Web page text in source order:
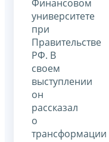
Финансовом
университете
при
Правительстве
РФ. В
своем
выступлении
он
рассказал
о
трансформации